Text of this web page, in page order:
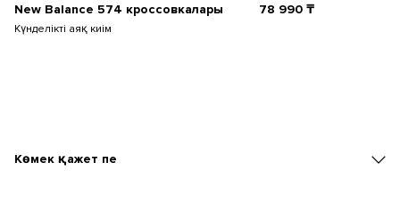
New Balance 574 кроссовкалары
Күнделікті аяқ киім
78 990₸
Көмек қажет пе